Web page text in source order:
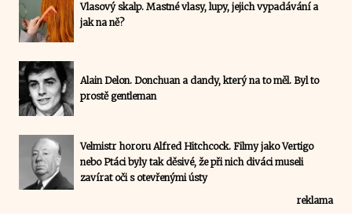
Vlasový skalp. Mastné vlasy, lupy, jejich vypadávání a
jak na ně?
Alain Delon. Donchuan a dandy, který na to měl. Byl to
prostě gentleman
Velmistr hororu Alfred Hitchcock. Filmy jako Vertigo
nebo Ptáci byly tak děsivé, že při nich diváci museli
zavírat oči s otevřenými ústy
reklama